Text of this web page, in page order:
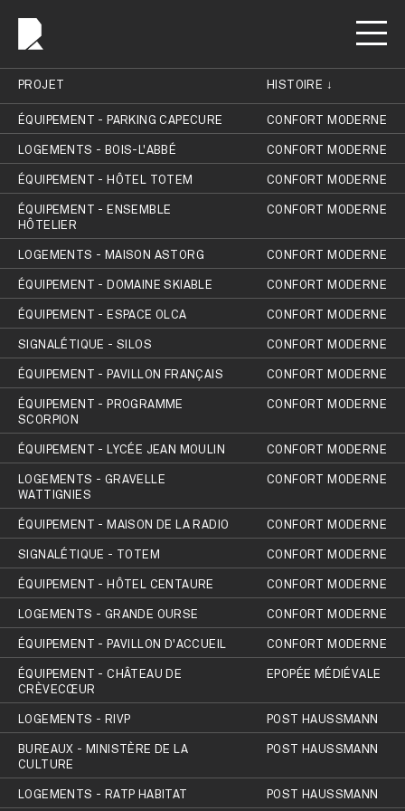
PROJET HISTOIRE
ÉQUIPEMENT - PARKING CAPECURE CONFORT MODERNE
LOGEMENTS - BOIS-L'ABBÉ CONFORT MODERNE
ÉQUIPEMENT - HÔTEL TOTEM CONFORT MODERNE
ÉQUIPEMENT - ENSEMBLE
HÔTELIER
CONFORT MODERNE
LOGEMENTS - MAISON ASTORG CONFORT MODERNE
ÉQUIPEMENT - DOMAINE SKIABLE CONFORT MODERNE
ÉQUIPEMENT - ESPACE OLCA CONFORT MODERNE
SIGNALÉTIQUE - SILOS CONFORT MODERNE
ÉQUIPEMENT - PAVILLON FRANÇAIS CONFORT MODERNE
ÉQUIPEMENT - PROGRAMME
SCORPION
CONFORT MODERNE
ÉQUIPEMENT - LYCÉE JEAN MOULIN CONFORT MODERNE
LOGEMENTS - GRAVELLE
WATTIGNIES
CONFORT MODERNE
ÉQUIPEMENT - MAISON DE LA RADIO CONFORT MODERNE
SIGNALÉTIQUE - TOTEM CONFORT MODERNE
ÉQUIPEMENT - HÔTEL CENTAURE CONFORT MODERNE
LOGEMENTS - GRANDE OURSE CONFORT MODERNE
ÉQUIPEMENT - PAVILLON D'ACCUEIL CONFORT MODERNE
ÉQUIPEMENT - CHÂTEAU DE
CRÈVECŒUR
EPOPÉE MÉDIÉVALE
LOGEMENTS - RIVP POST HAUSSMANN
BUREAUX - MINISTÈRE DE LA
CULTURE
POST HAUSSMANN
LOGEMENTS - RATP HABITAT POST HAUSSMANN